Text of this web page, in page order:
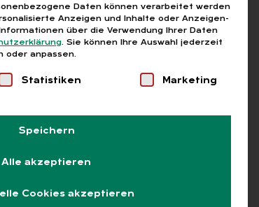
Daten können verarbeitet werden
Anzeigen und Inhalte oder Anzeigen-
über die Verwendung Ihrer Daten
. Sie können Ihre Auswahl jederzeit
oder anpassen.
Gruppen, für die eine
Statistiken
Marketing
Speichern
Alle akzeptieren
Cookies akzeptieren